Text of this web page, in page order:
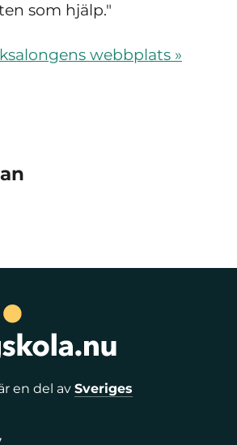
som hjälp."
webbplats »
en del av Sveriges